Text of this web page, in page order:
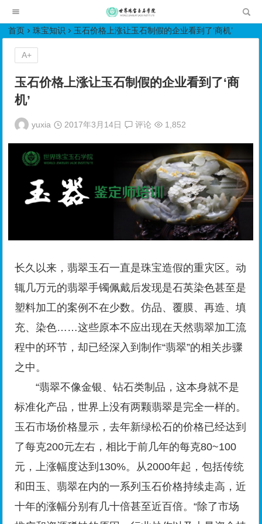
首页 珠宝知识 玉石价格上涨让玉石制假的企业看到了‘商机’
玉石价格上涨让玉石制假的企业看到了‘商
机’
yuxia 2017年3月14日 评论 1,852
长久以来，翡翠玉石一直是珠宝造假的重灾区。动
辄几万元的翡翠手镯佩戴后发现是石英染色甚至是
塑料加工的案例不在少数。仿品、覆膜、再造、填
充、染色……这些原本不应出现在天然翡翠加工流
程中的环节，却已经深入到制作“翡翠”的相关步骤
之中。
“翡翠不像金银、钻石类制品，这本身就不是
标准化产品，世界上没有两颗翡翠是完全一样的。
玉石市场价格显示，去年新绿松石的价格已经达到
了每克200元左右，相比于前几年的每克80~100
元，上涨幅度达到130%。从2000年起，包括传统
和田玉、翡翠在内的一系列玉石价格持续走高，近
十年的涨幅分别有几十倍甚至近百倍。“除了市场
A+